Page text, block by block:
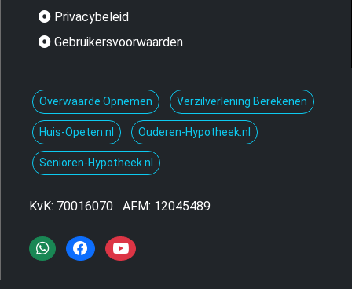
Privacybeleid
Gebruikersvoorwaarden
Overwaarde Opnemen Verzilverlening Berekenen
Huis-Opeten.nl Ouderen-Hypotheek.nl
Senioren-Hypotheek.nl
KvK: 70016070 AFM: 12045489